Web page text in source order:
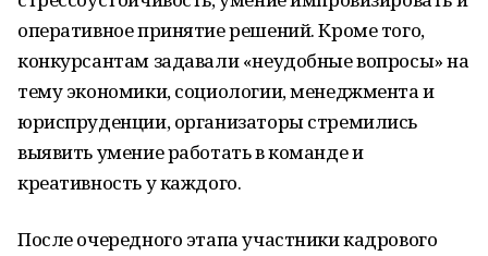
оперативное принятие решений. Кроме того,
конкурсантам задавали «неудобные вопросы» на
тему экономики, социологии, менеджмента и
юриспруденции, организаторы стремились
выявить умение работать в команде и
креативность у каждого.
После очередного этапа участники кадрового